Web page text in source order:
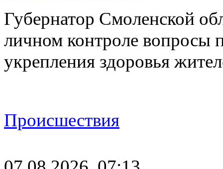
Губернатор Смоленской
личном контроле вопросы
укрепления здоровья
Происшествия